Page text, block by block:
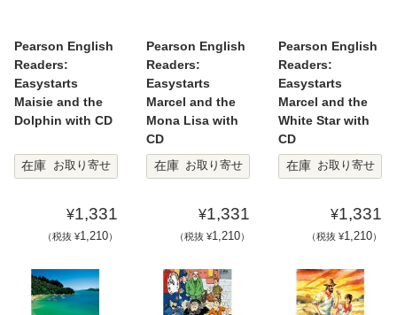
Pearson English
Readers:
Easystarts
Maisie and the
Dolphin with CD
在庫 お取り寄せ
¥1,331
（税抜 ¥1,210）
Pearson English
Readers:
Easystarts
Marcel and the
Mona Lisa with
CD
在庫
お取り寄せ
¥1,331
（税抜 ¥1,210）
Pearson English
Readers:
Easystarts
Marcel and the
White Star with
CD
在庫
お取り寄せ
¥1,331
（税抜 ¥1,210）